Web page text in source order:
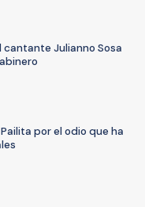
Julianno Sosa
por el odio que ha